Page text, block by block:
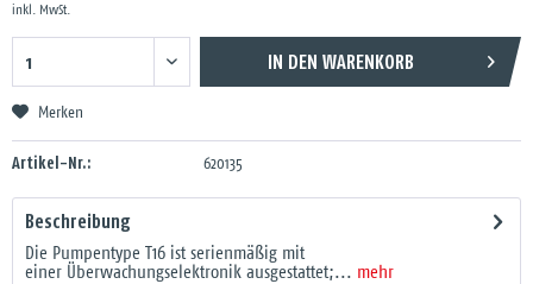
inkl. MwSt.
IN DEN WARENKORB
Merken
Artikel-Nr.: 620135
Beschreibung
Die Pumpentype T16 ist serienmäßig mit
einer Überwachungselektronik ausgestattet;... mehr